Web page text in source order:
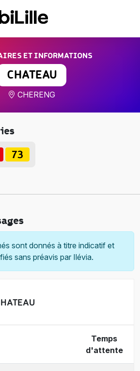
ET INFORMATIONS
CHATEAU
CHERENG
sont donnés à titre indicatif et
sans préavis par Ilévia.
Temps
d'attente